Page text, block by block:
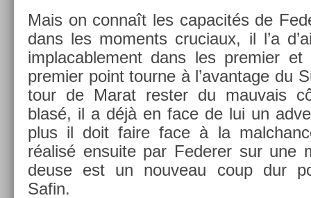
Mais on connaît les capacités de
dans les mo­ments cruciaux, il l’a
im­placab­le­ment dans les pre­mi­er
pre­mi­er point tour­ne à l’avan­tage du
tour de Marat re­st­er du mauvais
blasé, il a déjà en face de lui un
plus il doit faire face à la
réalisé en­suite par Feder­er sur une
deuse est un nouveau coup dur
Safin.